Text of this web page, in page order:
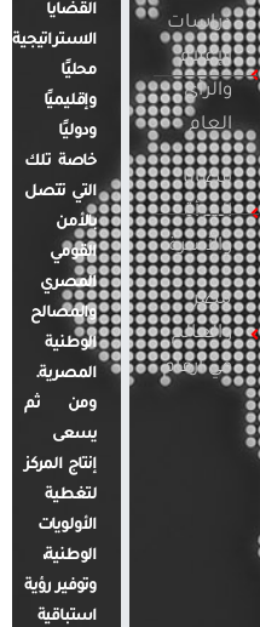
دراسات
الإعلام
والرأي
العام
قضايا
المرأة
والأسرة
مصر
والعالم
في أرقام
القضايا
الاستراتيجية
محليًا
وإقليميًا
ودوليًا
خاصة تلك
التي تتصل
بالأمن
القومي
المصري
والمصالح
الوطنية
المصرية.
ومن ثم
يسعى
إنتاج المركز
لتغطية
الأولويات
الوطنية،
وتوفير رؤية
استباقية